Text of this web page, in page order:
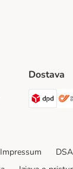
Payment Method
Dostava
Impressum DSA